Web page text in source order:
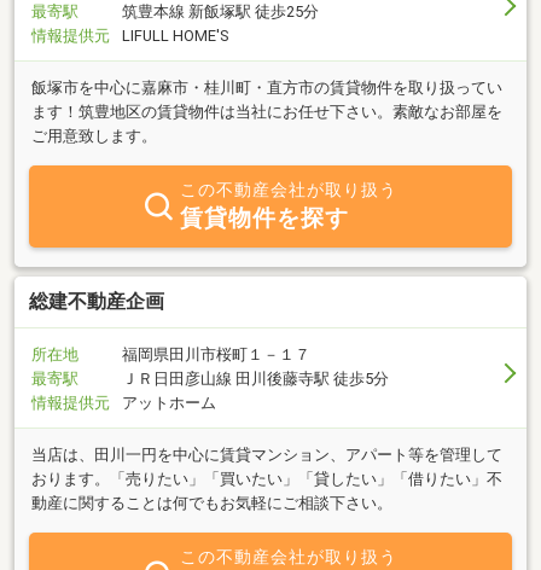
最寄駅
筑豊本線 新飯塚駅 徒歩25分
情報提供元
LIFULL HOME'S
飯塚市を中心に嘉麻市・桂川町・直方市の賃貸物件を取り扱ってい
ます！筑豊地区の賃貸物件は当社にお任せ下さい。素敵なお部屋を
ご用意致します。
この不動産会社が取り扱う
賃貸物件を探す
総建不動産企画
所在地
福岡県田川市桜町１－１７
最寄駅
ＪＲ日田彦山線 田川後藤寺駅 徒歩5分
情報提供元
アットホーム
当店は、田川一円を中心に賃貸マンション、アパート等を管理して
おります。「売りたい」「買いたい」「貸したい」「借りたい」不
動産に関することは何でもお気軽にご相談下さい。
この不動産会社が取り扱う